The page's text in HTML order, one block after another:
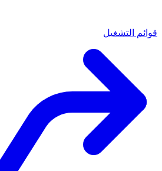
قوائم التشغيل